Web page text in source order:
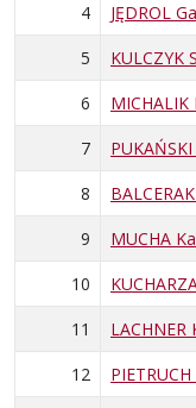
4
JĘDROL
5
KULCZYK
6
7
8
9
MUCHA
10
11
LACHNER
12